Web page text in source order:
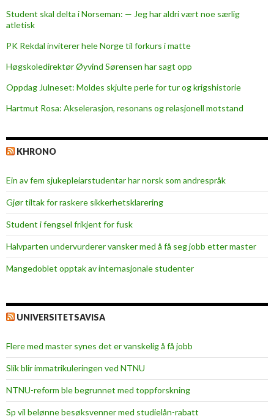
r
k
a
i
s
y
e
ø
Student skal delta i Norseman: — Jeg har aldri vært noe særlig
atletisk
PK Rekdal inviterer hele Norge til forkurs i matte
Høgskoledirektør Øyvind Sørensen har sagt opp
Oppdag Julneset: Moldes skjulte perle for tur og krigshistorie
Hartmut Rosa: Akselerasjon, resonans og relasjonell motstand
KHRONO
Ein av fem sjukepleiar­studentar har norsk som andrespråk
Gjør tiltak for raskere sikkerhets­klarering
Student i fengsel frikjent for fusk
Halvparten undervurderer vansker med å få seg jobb etter master
Mangedoblet opptak av internasjonale studenter
UNIVERSITETSAVISA
Flere med master synes det er vanskelig å få jobb
Slik blir immatrikuleringen ved NTNU
NTNU-reform ble begrunnet med toppforskning
Sp vil belønne besøksvenner med studielån-rabatt